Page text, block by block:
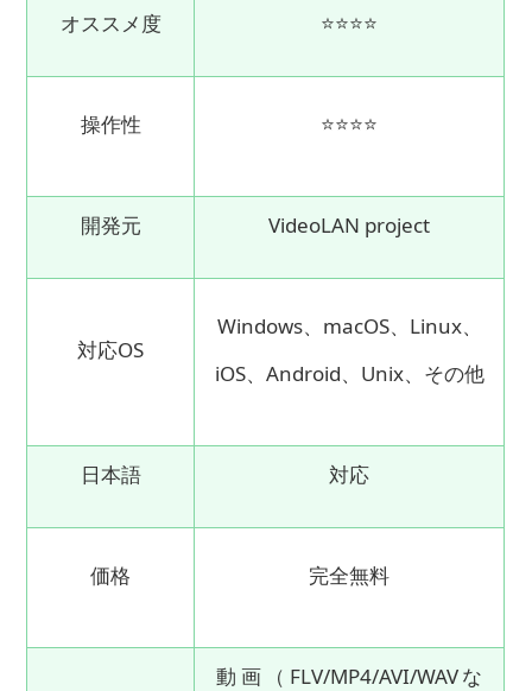
オススメ度 ⭐⭐⭐⭐
操作性 ⭐⭐⭐⭐
開発元 VideoLAN project
対応OS
Windows、macOS、Linux、
iOS、Android、Unix、その他
日本語 対応
価格 完全無料
動画（FLV/MP4/AVI/WAVな